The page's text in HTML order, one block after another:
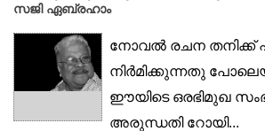
സജി ഏബ്രഹാം
നോവൽ രചന തനിക്ക്
നിർമിക്കുന്നതു
ഈയിടെ ഒരഭിമുഖ
അരുന്ധതി റോയി...